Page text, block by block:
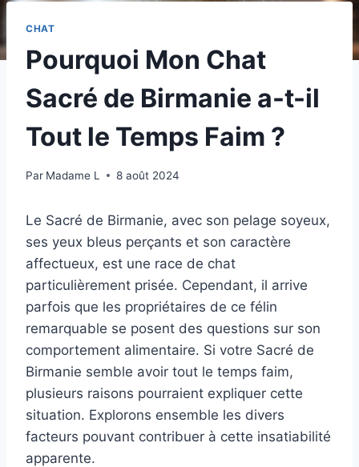
CHAT
Pourquoi Mon Chat
Sacré de Birmanie a-t-il
Tout le Temps Faim ?
Par Madame L 8 août 2024
Le Sacré de Birmanie, avec son pelage soyeux,
ses yeux bleus perçants et son caractère
affectueux, est une race de chat
particulièrement prisée. Cependant, il arrive
parfois que les propriétaires de ce félin
remarquable se posent des questions sur son
comportement alimentaire. Si votre Sacré de
Birmanie semble avoir tout le temps faim,
plusieurs raisons pourraient expliquer cette
situation. Explorons ensemble les divers
facteurs pouvant contribuer à cette insatiabilité
apparente.